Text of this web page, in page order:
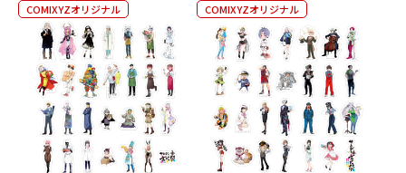
COMIXYZオリジナル COMIXYZオリジナル